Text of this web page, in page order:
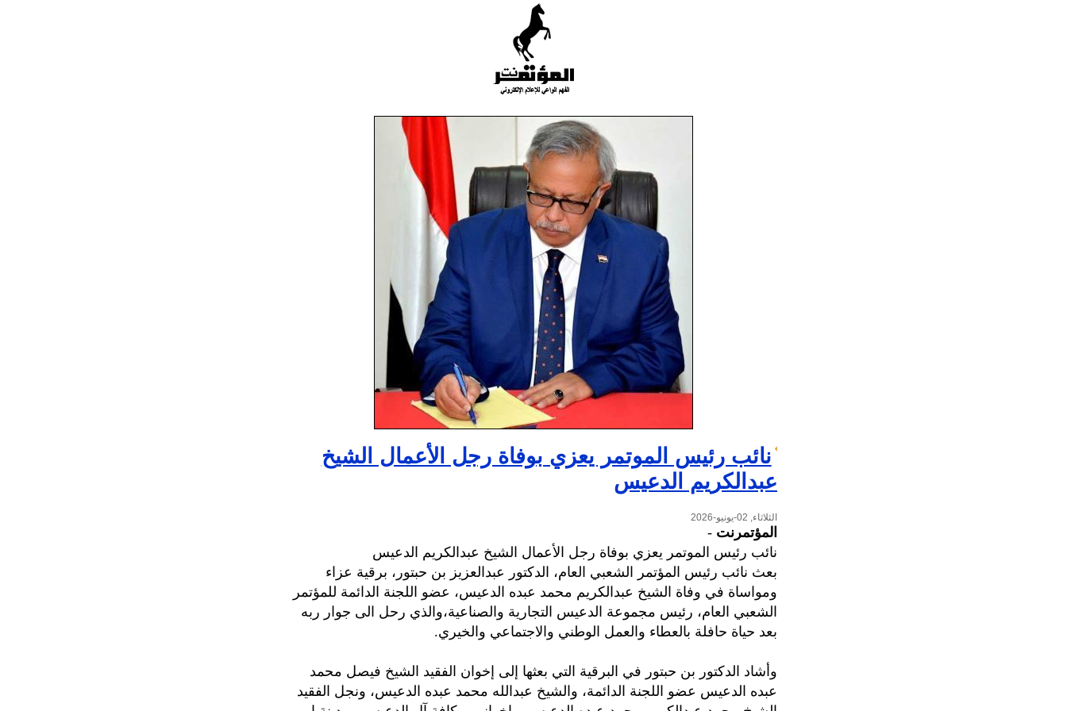
نائب رئيس الموتمر يعزي بوفاة رجل الأعمال الشيخ
عبدالكريم الدعيس
الثلاثاء, 02-يونيو-2026
المؤتمرنت -
نائب رئيس الموتمر يعزي بوفاة رجل الأعمال الشيخ عبدالكريم الدعيس
بعث نائب رئيس المؤتمر الشعبي العام، الدكتور عبدالعزيز بن حبتور، برقية عزاء
ومواساة في وفاة الشيخ عبدالكريم محمد عبده الدعيس، عضو اللجنة الدائمة للمؤتمر
الشعبي العام، رئيس مجموعة الدعيس التجارية والصناعية،والذي رحل الى جوار ربه
بعد حياة حافلة بالعطاء والعمل الوطني والاجتماعي والخيري.
وأشاد الدكتور بن حبتور في البرقية التي بعثها إلى إخوان الفقيد الشيخ فيصل محمد
عبده الدعيس عضو اللجنة الدائمة، والشيخ عبدالله محمد عبده الدعيس، ونجل الفقيد